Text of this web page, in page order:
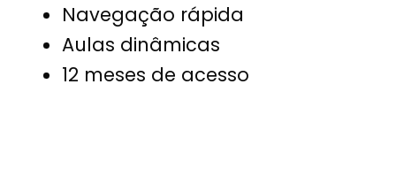
Navegação rápida
Aulas dinâmicas
12 meses de acesso